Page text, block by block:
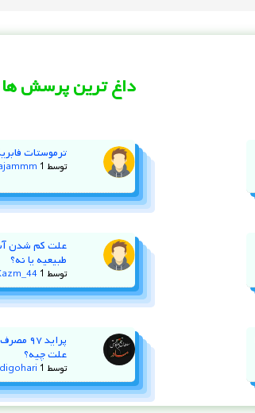
داغ ترین پرسش ها
ترموستات
توسط 1 سال پیش
طبیعیه یا نه؟
توسط 1 سال پیش
علت چیه؟
توسط 1 سال پیش